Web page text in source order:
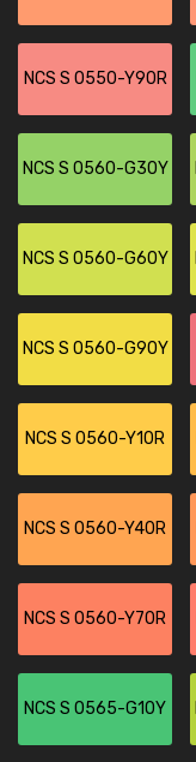
NCS S 0550-Y90R
NCS S 0560-G30Y
NCS S 0560-G60Y
NCS S 0560-G90Y
NCS S 0560-Y10R
NCS S 0560-Y40R
NCS S 0560-Y70R
NCS S 0565-G10Y